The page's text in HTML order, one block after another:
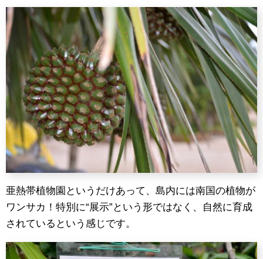
亜熱帯植物園というだけあって、島内には南国の植物が
ワンサカ！特別に“展示”という形ではなく、自然に育成
されているという感じです。